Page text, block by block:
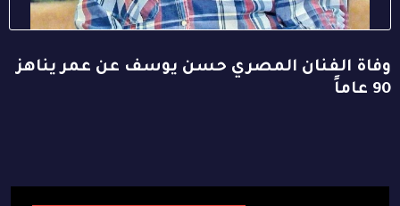
وفاة الفنان المصري حسن يوسف عن عمر يناهز
90 عاماً